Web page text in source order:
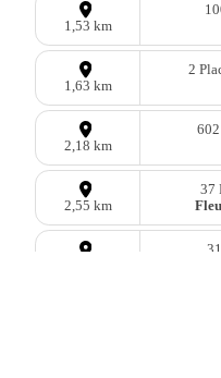
1,53 km
1,63 km
2
2,18 km
2,55 km
37